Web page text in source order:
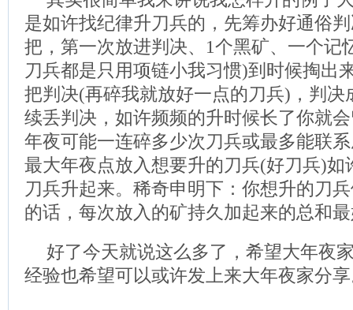
是如许找纪律升刀兵的，先筹办好通俗
把，第一次放进判决、1个黑矿、一个记
刀兵都是只用项链小我习惯)到时候掏出
把判决(再碎我就放好一点的刀兵)，判决
续丢判决，如许频频的升时候长了你就
年夜可能一连碎多少次刀兵或最多能联
最大年夜点放入想要升的刀兵(好刀兵)如
刀兵升起来。稀奇申明下：你想升的刀
的话，每次放入的矿持久加起来的总和
好了今天就说这么多了，希望大年夜
经验也希望可以或许发上来大年夜家分